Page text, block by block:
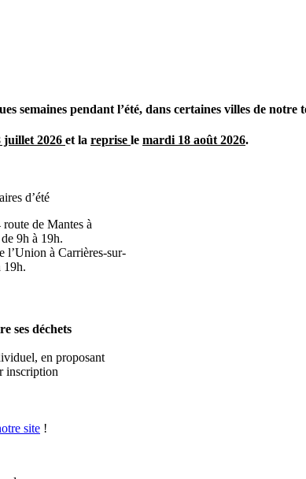
semaines pendant l’été, dans certaines villes de notre
juillet 2026 et la reprise le mardi 18 août 2026.
d’été
de Mantes à
9h à 19h.
l’Union à Carrières-sur-
19h.
ses déchets
en proposant
inscription
site !